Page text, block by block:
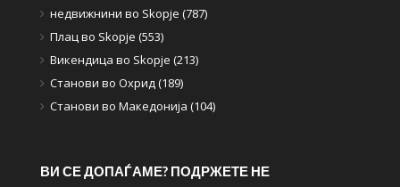
недвижнини во Skopje (787)
Плац во Skopje (553)
Викендица во Skopje (213)
Станови во Охрид (189)
Станови во Македонија (104)
ВИ СЕ ДОПАЃАМЕ? ПОДРЖЕТЕ НЕ